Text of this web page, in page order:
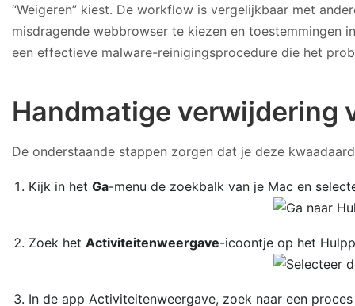
“Weigeren” kiest. De workflow is vergelijkbaar met
misdragende webbrowser te kiezen en toestemmingen
een effectieve malware-reinigingsprocedure die het
Handmatige verwijdering
De onderstaande stappen zorgen dat je deze
Kijk in hetGa-menu de zoekbalk van je Mac en
Zoek hetActiviteitenweergave-icoontje op het
In de app Activiteitenweergave, zoek naar een